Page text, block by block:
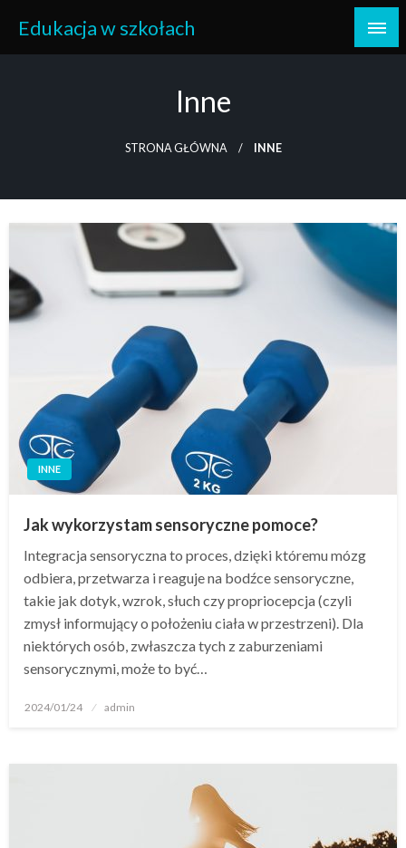
content
Edukacja w szkołach
Inne
STRONA GŁÓWNA INNE
INNE
Jak wykorzystam sensoryczne pomoce?
Integracja sensoryczna to proces, dzięki któremu mózg
odbiera, przetwarza i reaguje na bodźce sensoryczne,
takie jak dotyk, wzrok, słuch czy propriocepcja (czyli
zmysł informujący o położeniu ciała w przestrzeni). Dla
niektórych osób, zwłaszcza tych z zaburzeniami
sensorycznymi, może to być…
Opublikowane
2024/01/24 admin